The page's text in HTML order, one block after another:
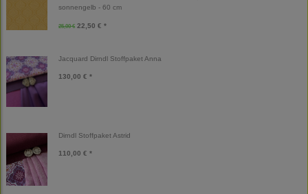
sonnengelb - 60 cm
25,00 € 22,50 € *
Jacquard Dirndl Stoffpaket Anna
130,00 € *
Dirndl Stoffpaket Astrid
110,00 € *